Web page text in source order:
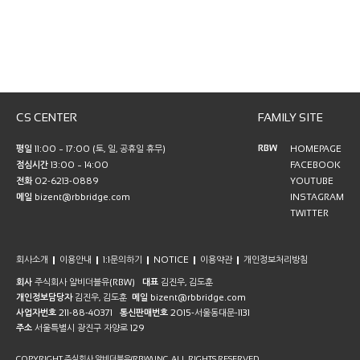
CS CENTER
평일 11:00 ~ 17:00 (토, 일, 공휴일 휴무)
점심시간 13:00 ~ 14:00
전화02-6213-0889
메일 bizent@rbbridge.com
FAMILY SITE
RBW
HOMEPAGE
FACEBOOK
YOUTUBE
INSTAGRAM
TWITTER
회사소개 이용안내 1:1문의하기 NOTICE 이용약관 개인정보처리방침
회사 주식회사 알비더블유(RBW) 대표 김진우, 김도훈
개인정보담당자김진우, 김도훈 메일 bizent@rbbridge.com
사업자번호 211-88-40371 통신판매번호 2015-서울동대문-1131
주소 서울특별시 광진구 자양로 129